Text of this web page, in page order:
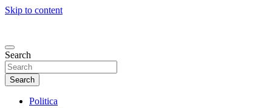
Skip to content
Search
Search
Politica